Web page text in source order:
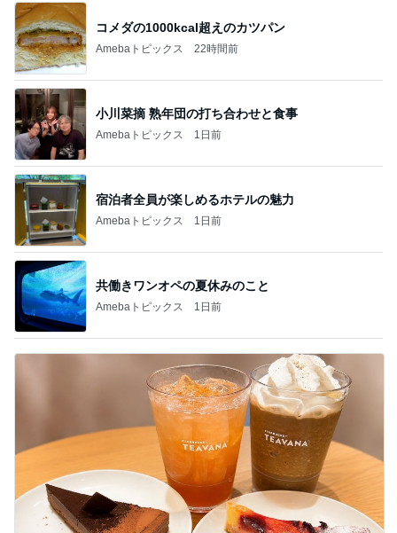
コメダの1000kcal超えのカツパン
Amebaトピックス 22時間前
小川菜摘 熟年団の打ち合わせと食事
Amebaトピックス 1日前
宿泊者全員が楽しめるホテルの魅力
Amebaトピックス 1日前
共働きワンオペの夏休みのこと
Amebaトピックス 1日前